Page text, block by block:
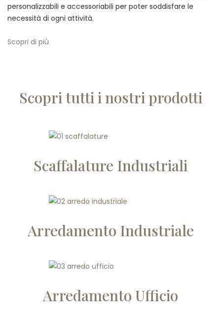
personalizzabili e accessoriabili per poter soddisfare le
necessità di ogni attività.
Scopri di più
Scopri tutti i nostri prodotti
Scaffalature Industriali
Arredamento Industriale
Arredamento Ufficio